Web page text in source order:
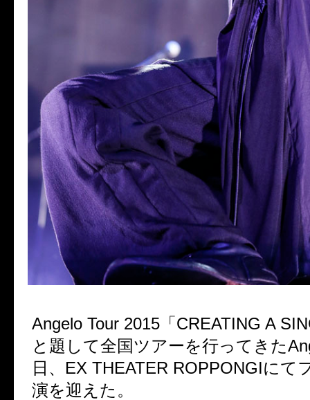
Angelo Tour 2015「CREATING A
と題して全国ツアーを行ってきた
日、EX THEATER ROPPONGIにて
演を迎えた。